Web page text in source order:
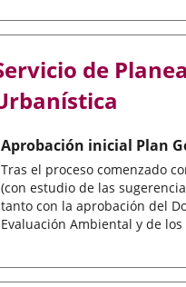
de
Aprobación inicial Plan
Tras el proceso comenzado
(con estudio de las
tanto con la aprobación del
Evaluación Ambiental y de